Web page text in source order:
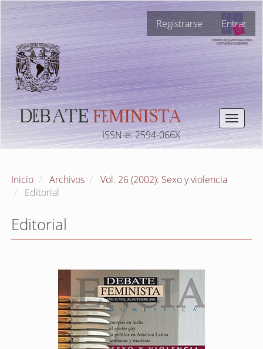
Navegación
principal
Contenido
principal
Barra
lateral
Registrarse Entrar
Toggle
ISSN-e: 2594-066X
Inicio Archivos
Vol. 26 (2002): Sexo y violencia
Editorial
Editorial